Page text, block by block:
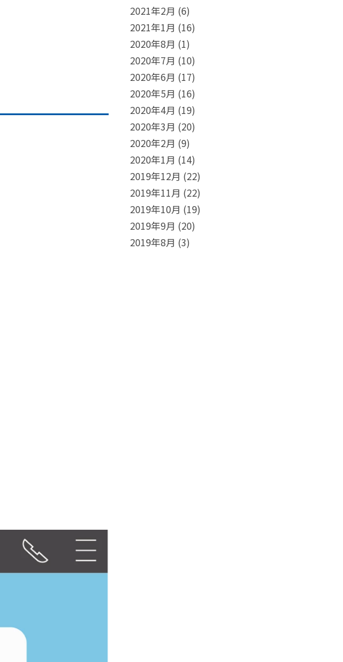
2021年2月 (6)
2021年1月 (16)
2020年8月 (1)
2020年7月 (10)
2020年6月 (17)
2020年5月 (16)
2020年4月 (19)
2020年3月 (20)
2020年2月 (9)
2020年1月 (14)
2019年12月 (22)
2019年11月 (22)
2019年10月 (19)
2019年9月 (20)
2019年8月 (3)